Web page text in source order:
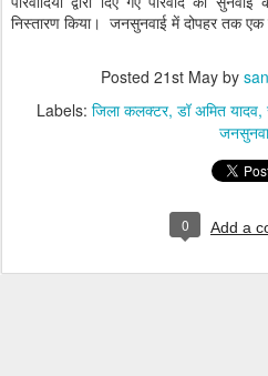
निस्तारण किया। जनसुनवाई में दोपहर तक
Posted 21st Mayby
Labels: जिला कलक्टर डॉ अमित यादव
0 Add a